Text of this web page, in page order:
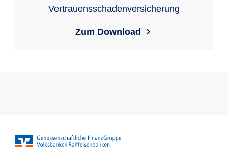
Vertrauensschadenversicherung
Zum Download